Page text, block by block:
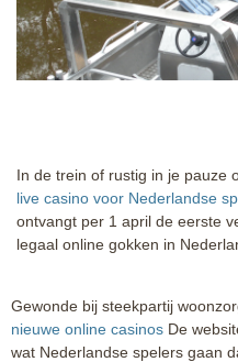
In de trein of rustig in je pauze
live casino voor Nederlandse
ontvangt per 1 april de eerste
legaal online gokken in
Gewonde bij steekpartij
nieuwe online casinos De
wat Nederlandse spelers gaan